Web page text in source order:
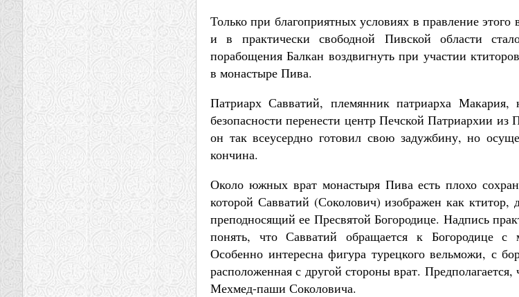
Только при благоприятных условиях в правление
и в практически свободной Пивской области
порабощения Балкан воздвигнуть при участии
в монастыре Пива.
Патриарх Савватий, племянник патриарха Макария,
безопасности перенести центр Печской Патриархии
он так всеусердно готовил свою задужбину, но
кончина.
Около южных врат монастыря Пива есть плохо
которой Савватий (Соколович) изображен как
преподносящий ее Пресвятой Богородице. Надпись
понять, что Савватий обращается к Богородице с
Особенно интересна фигура турецкого вельможи, с
расположенная с другой стороны врат.
Мехмед-паши Соколовича.